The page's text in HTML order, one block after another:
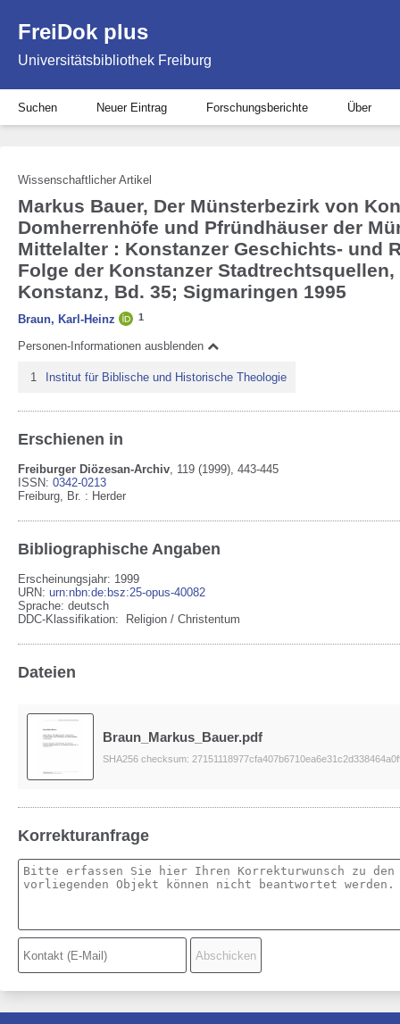
FreiDok plus
Universitätsbibliothek Freiburg
Suchen Neuer Eintrag Forschungsberichte Über
Wissenschaftlicher Artikel
Markus Bauer, Der Münsterbezirk von
Domherrenhöfe und Pfründhäuser der
Mittelalter : Konstanzer Geschichts- und
Folge der Konstanzer
Konstanz, Bd. 35; Sigmaringen 1995
Braun, Karl-Heinz 1
Personen-Informationen ausblenden
1 Institut für Biblische und Historische Theologie
Erschienen in
Freiburger Diözesan-Archiv, 119 (1999), 443-445
ISSN: 0342-0213
Freiburg, Br. : Herder
Bibliographische Angaben
Erscheinungsjahr: 1999
URN: urn:nbn:de:bsz:25-opus-40082
Sprache: deutsch
DDC-Klassifikation:
Religion / Christentum
Dateien
Braun_Markus_Bauer.pdf
SHA256 checksum:
Korrekturanfrage